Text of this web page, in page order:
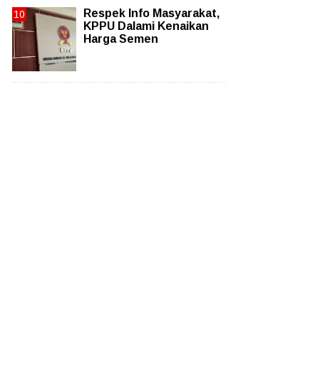
Respek Info Masyarakat,
KPPU Dalami Kenaikan
Harga Semen